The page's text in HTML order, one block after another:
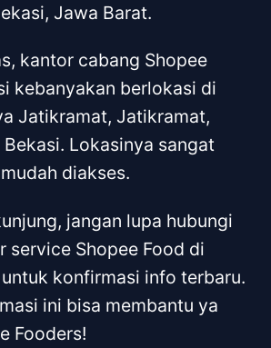
Jawa Barat.
kantor cabang Shopee
kebanyakan berlokasi di
Jatikramat, Jatikramat,
Lokasinya sangat
diakses.
jangan lupa hubungi
service Shopee Food di
untuk konfirmasi info terbaru.
ini bisa membantu ya
Fooders!